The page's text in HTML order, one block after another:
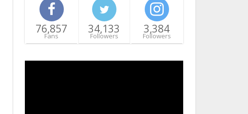
76,857
Fans
34,133
Followers
3,384
Followers